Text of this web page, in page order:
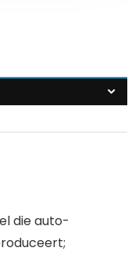
die auto-